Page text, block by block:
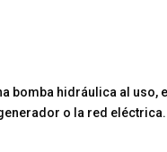
bomba hidráulica al uso,
o la red